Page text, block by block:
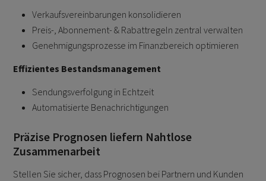
Verkaufsvereinbarungen konsolidieren
Preis-, Abonnement- & Rabattregeln zentral verwalten
Genehmigungsprozesse im Finanzbereich optimieren
Effizientes Bestandsmanagement
Sendungsverfolgung in Echtzeit
Automatisierte Benachrichtigungen
Präzise Prognosen liefern Nahtlose
Zusammenarbeit
Stellen Sie sicher, dass Prognosen bei Partnern und Kunden